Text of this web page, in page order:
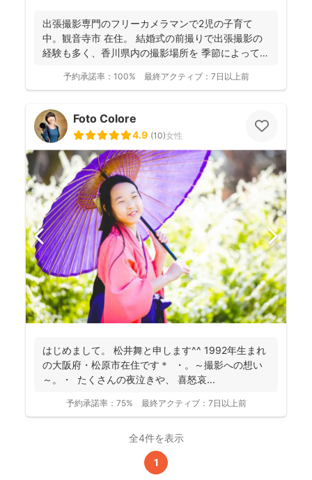
出張撮影専門のフリーカメラマンで2児の子育て
中。観音寺市 在住。 結婚式の前撮りで出張撮影の
経験も多く、香川県内の撮影場所を 季節によって最
予約承諾率： 100% 最終アクティブ： 7日以上前
Foto Colore
4.9 (10)女性
はじめまして。 松井舞と申します^^ 1992年生まれ
の大阪府・松原市在住です＊ ・。～撮影への想い
～。・ たくさんの夜泣きや、 喜怒哀...
予約承諾率： 75% 最終アクティブ： 7日以上前
全4件を表示
1